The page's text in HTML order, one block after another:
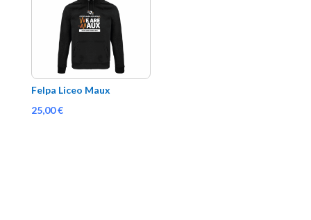
Felpa Liceo Maux
25,00€